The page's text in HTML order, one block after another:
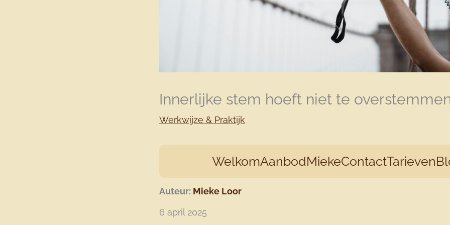
Innerlijke stem hoeft niet te
Werkwijze & Praktijk
WelkomAanbodMiekeContactTarieven
Auteur: Mieke Loor
6 april 2025